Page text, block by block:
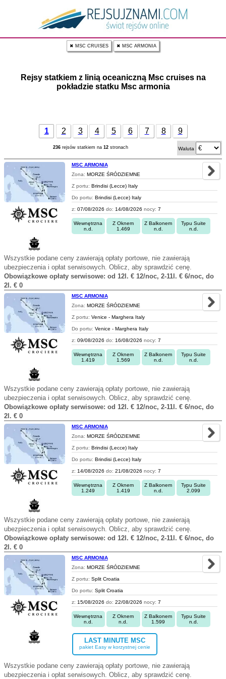
✖ MSC CRUISES ✖ MSC ARMONIA
Rejsy statkiem z linią oceaniczną Msc cruises na
pokładzie statku Msc armonia
1 2 3 4 5 6 7 8 9
236 rejsów statkiem na 12 stronach Waluta
MSC ARMONIA
Zona: MORZE ŚRÓDZIEMNE
Z portu: Brindisi (Lecce) Italy
Do portu: Brindisi (Lecce) Italy
z: 07/08/2026 do: 14/08/2026 nocy: 7
Wewnętrzna
n.d.
Z Oknem
1.469
Z Balkonem
n.d.
Typu Suite
n.d.
Wszystkie podane ceny zawierają opłaty portowe, nie zawierają
ubezpieczenia i opłat serwisowych. Oblicz, aby sprawdzić cenę.
Obowiązkowe opłaty serwisowe: od 12l. € 12/noc, 2-11l. € 6/noc, do
2l. € 0
MSC ARMONIA
Zona: MORZE ŚRÓDZIEMNE
Z portu: Venice - Marghera Italy
Do portu: Venice - Marghera Italy
z: 09/08/2026 do: 16/08/2026 nocy: 7
Wewnętrzna
1.419
Z Oknem
1.569
Z Balkonem
n.d.
Typu Suite
n.d.
Wszystkie podane ceny zawierają opłaty portowe, nie zawierają
ubezpieczenia i opłat serwisowych. Oblicz, aby sprawdzić cenę.
Obowiązkowe opłaty serwisowe: od 12l. € 12/noc, 2-11l. € 6/noc, do
2l. € 0
MSC ARMONIA
Zona: MORZE ŚRÓDZIEMNE
Z portu: Brindisi (Lecce) Italy
Do portu: Brindisi (Lecce) Italy
z: 14/08/2026 do: 21/08/2026 nocy: 7
Wewnętrzna
1.249
Z Oknem
1.419
Z Balkonem
n.d.
Typu Suite
2.099
Wszystkie podane ceny zawierają opłaty portowe, nie zawierają
ubezpieczenia i opłat serwisowych. Oblicz, aby sprawdzić cenę.
Obowiązkowe opłaty serwisowe: od 12l. € 12/noc, 2-11l. € 6/noc, do
2l. € 0
MSC ARMONIA
Zona: MORZE ŚRÓDZIEMNE
Z portu: Split Croatia
Do portu: Split Croatia
z: 15/08/2026 do: 22/08/2026 nocy: 7
Wewnętrzna
n.d.
Z Oknem
n.d.
Z Balkonem
1.599
Typu Suite
n.d.
LAST MINUTE MSC
pakiet Easy w korzystnej cenie
Wszystkie podane ceny zawierają opłaty portowe, nie zawierają
ubezpieczenia i opłat serwisowych. Oblicz, aby sprawdzić cenę.